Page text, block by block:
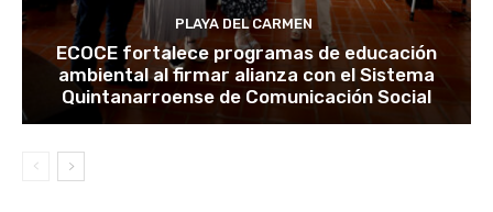
PLAYA DEL CARMEN
ECOCE fortalece programas de educación
ambiental al firmar alianza con el Sistema
Quintanarroense de Comunicación Social